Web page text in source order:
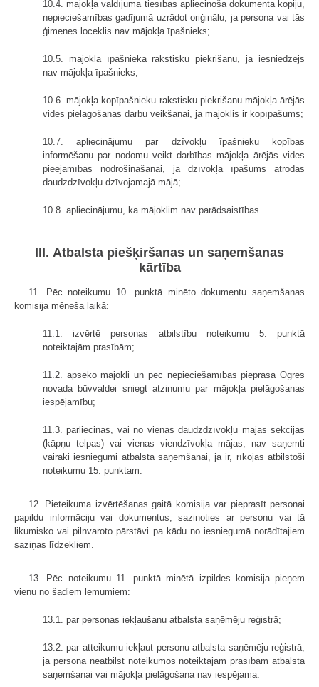
10.4. mājokļa valdījuma tiesības apliecinoša dokumenta kopiju,
nepieciešamības gadījumā uzrādot oriģinālu, ja persona vai tās
ģimenes loceklis nav mājokļa īpašnieks;
10.5. mājokļa īpašnieka rakstisku piekrišanu, ja iesniedzējs
nav mājokļa īpašnieks;
10.6. mājokļa kopīpašnieku rakstisku piekrišanu mājokļa ārējās
vides pielāgošanas darbu veikšanai, ja mājoklis ir kopīpašums;
10.7. apliecinājumu par dzīvokļu īpašnieku kopības
informēšanu par nodomu veikt darbības mājokļa ārējās vides
pieejamības nodrošināšanai, ja dzīvokļa īpašums atrodas
daudzdzīvokļu dzīvojamajā mājā;
10.8. apliecinājumu, ka mājoklim nav parādsaistības.
III. Atbalsta piešķiršanas un saņemšanas
kārtība
11. Pēc noteikumu 10. punktā minēto dokumentu saņemšanas
komisija mēneša laikā:
11.1. izvērtē personas atbilstību noteikumu 5. punktā
noteiktajām prasībām;
11.2. apseko mājokli un pēc nepieciešamības pieprasa Ogres
novada būvvaldei sniegt atzinumu par mājokļa pielāgošanas
iespējamību;
11.3. pārliecinās, vai no vienas daudzdzīvokļu mājas sekcijas
(kāpņu telpas) vai vienas viendzīvokļa mājas, nav saņemti
vairāki iesniegumi atbalsta saņemšanai, ja ir, rīkojas atbilstoši
noteikumu 15. punktam.
12. Pieteikuma izvērtēšanas gaitā komisija var pieprasīt personai
papildu informāciju vai dokumentus, sazinoties ar personu vai tā
likumisko vai pilnvaroto pārstāvi pa kādu no iesniegumā norādītajiem
saziņas līdzekļiem.
13. Pēc noteikumu 11. punktā minētā izpildes komisija pieņem
vienu no šādiem lēmumiem:
13.1. par personas iekļaušanu atbalsta saņēmēju reģistrā;
13.2. par atteikumu iekļaut personu atbalsta saņēmēju reģistrā,
ja persona neatbilst noteikumos noteiktajām prasībām atbalsta
saņemšanai vai mājokļa pielāgošana nav iespējama.